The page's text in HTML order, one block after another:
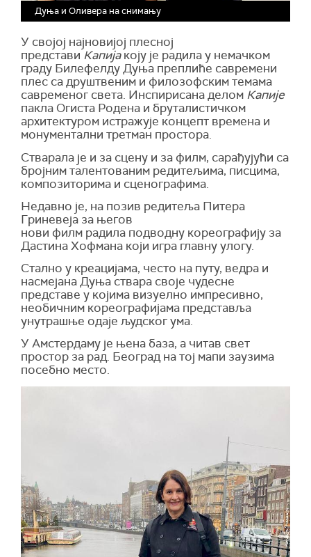
Дуња и Оливера на снимању
У својој најновијој плесној
представи Капијакоју је радила у немачком
граду Билефелду Дуња преплиће савремени
плес са друштвеним и филозофским темама
савременог света. Инспирисана делом Капије
пакла Огиста Родена и бруталистичком
архитектуром истражује концепт времена и
монументални третман простора.
Стварала је и за сцену и за филм, сарађујући са
бројним талентованим редитељима, писцима,
композиторима и сценографима.
Недавно је, на позив редитеља Питера
Гриневеја за његов
нови филм радила подводну кореографију за
Дастина Хофмана који игра главну улогу.
Стално у креацијама, често на путу, ведра и
насмејана Дуња ствара своје чудесне
представе у којима визуелно импресивно,
необичним кореографијама представља
унутрашње одаје људског ума.
У Амстердаму је њена база, а читав свет
простор за рад. Београд на тој мапи заузима
посебно место.